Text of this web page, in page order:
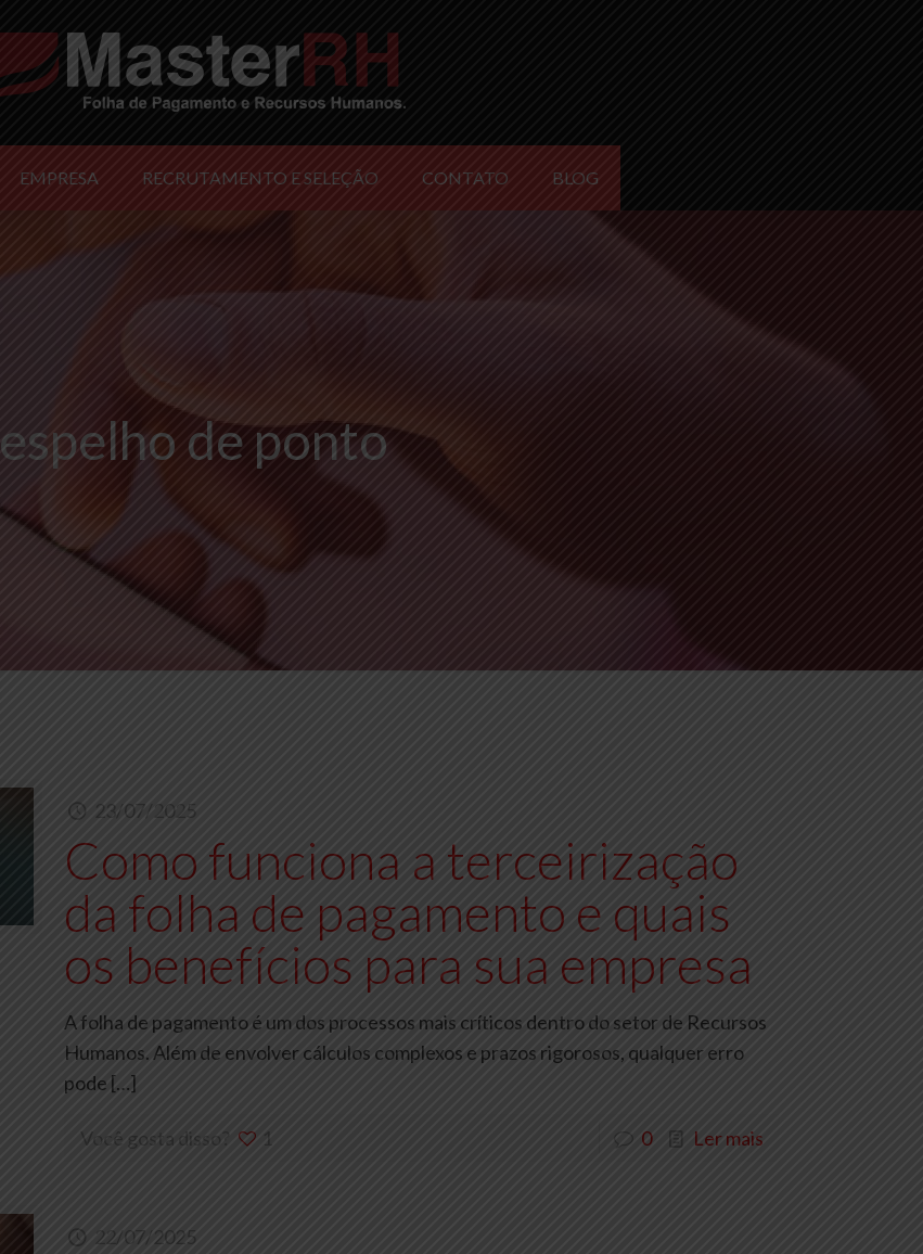
EMPRESA RECRUTAMENTO E SELEÇÃO CONTATO BLOG
espelho de ponto
23/07/2025
Como funciona a terceirização
da folha de pagamento e quais
os benefícios para sua empresa
A folha de pagamento é um dos processos mais críticos dentro do setor de Recursos
Humanos. Além de envolver cálculos complexos e prazos rigorosos, qualquer erro
pode […]
Você gosta disso? 1 0 Ler mais
22/07/2025